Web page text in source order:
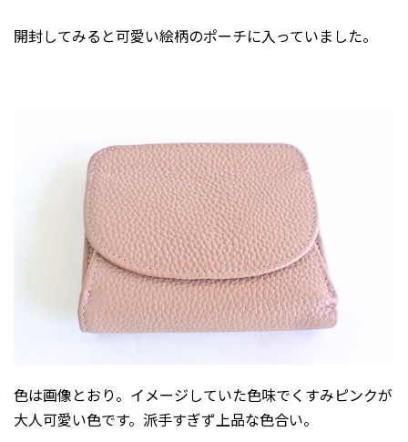
開封してみると可愛い絵柄のポーチに入っていました。
色は画像とおり。イメージしていた色味でくすみピンクが
大人可愛い色です。派手すぎず上品な色合い。